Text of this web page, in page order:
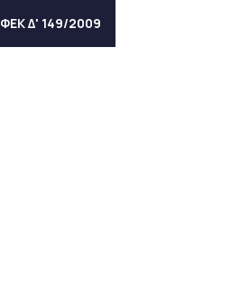
ΦΕΚ Δ' 149/2009